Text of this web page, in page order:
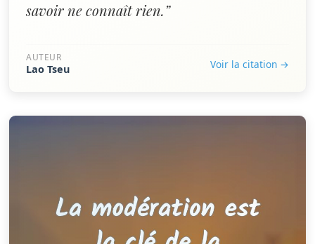
savoir ne connaît rien.”
AUTEUR
Lao Tseu Voir la citation →